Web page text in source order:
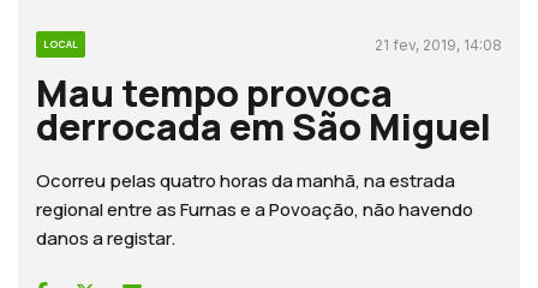
LOCAL 21 fev, 2019, 14:08
Mau tempo provoca
derrocada em São Miguel
Ocorreu pelas quatro horas da manhã, na estrada
regional entre as Furnas e a Povoação, não havendo
danos a registar.